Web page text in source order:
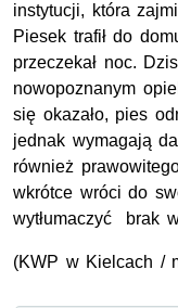
instytucji, która
Piesek trafił do
przeczekał noc.
nowopoznanym
się okazało, pies
jednak wymagają
również
wkrótce wróci do
wytłumaczyć brak
(KWP w Kielcach /